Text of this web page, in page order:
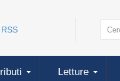
RSS
Letture